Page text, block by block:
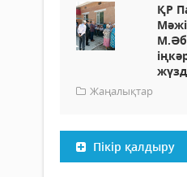
ҚР
Жаңалықтар
Пікір қалдыру